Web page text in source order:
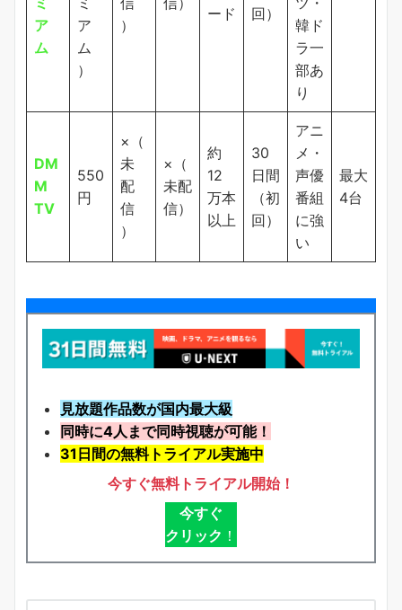
ア
ム
ア
ム
）
）
ード 回）
韓ド
ラ一
部あ
り
DM
M
TV
550
円
×（
未
配
信
）
×（
未配
信）
約
12
万本
以上
30
日間
（初
回）
アニ
メ・
声優
番組
に強
い
最大
4台
見放題作品数が国内最大級
同時に4人まで同時視聴が可能！
31日間の無料トライアル実施中
今すぐ無料トライアル開始！
今すぐ
クリック ！